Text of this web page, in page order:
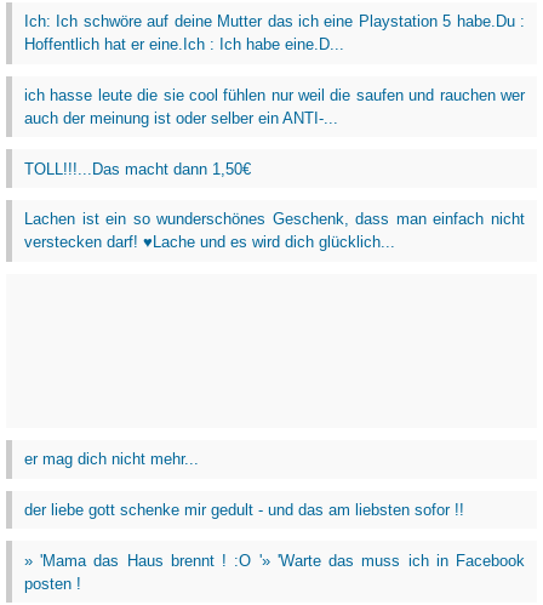
Ich: Ich schwöre auf deine Mutter das ich eine Playstation 5 habe.Du :
Hoffentlich hat er eine.Ich : Ich habe eine.D...
ich hasse leute die sie cool fühlen nur weil die saufen und rauchen wer
auch der meinung ist oder selber ein ANTI-...
TOLL!!!...Das macht dann 1,50€
Lachen ist ein so wunderschönes Geschenk, dass man einfach nicht
verstecken darf! ♥Lache und es wird dich glücklich...
er mag dich nicht mehr...
der liebe gott schenke mir gedult - und das am liebsten sofor !!
» 'Mama das Haus brennt ! :O '» 'Warte das muss ich in Facebook
posten !